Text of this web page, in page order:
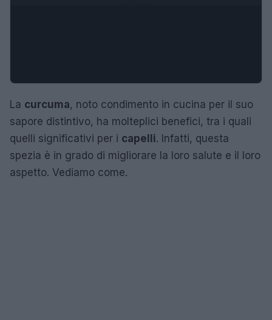
La curcuma, noto condimento in cucina per il suo
sapore distintivo, ha molteplici benefici, tra i quali
quelli significativi per i capelli. Infatti, questa
spezia è in grado di migliorare la loro salute e il loro
aspetto. Vediamo come.